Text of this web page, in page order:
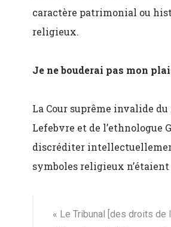
caractère patrimonial ou
religieux.
Je ne bouderai pas mon
La Cour suprême invalide
Lefebvre et de l’ethnologue
discréditer
symboles religieux
« Le Tribunal [des droits de